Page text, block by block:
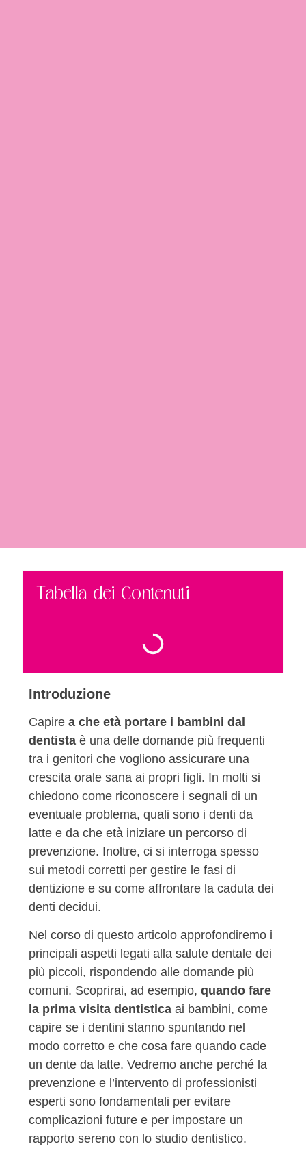
Tabella dei Contenuti
Introduzione
Capire a che età portare i bambini dal
dentista è una delle domande più frequenti
tra i genitori che vogliono assicurare una
crescita orale sana ai propri figli. In molti si
chiedono come riconoscere i segnali di un
eventuale problema, quali sono i denti da
latte e da che età iniziare un percorso di
prevenzione. Inoltre, ci si interroga spesso
sui metodi corretti per gestire le fasi di
dentizione e su come affrontare la caduta dei
denti decidui.
Nel corso di questo articolo approfondiremo i
principali aspetti legati alla salute dentale dei
più piccoli, rispondendo alle domande più
comuni. Scoprirai, ad esempio, quando fare
la prima visita dentistica ai bambini, come
capire se i dentini stanno spuntando nel
modo corretto e che cosa fare quando cade
un dente da latte. Vedremo anche perché la
prevenzione e l’intervento di professionisti
esperti sono fondamentali per evitare
complicazioni future e per impostare un
rapporto sereno con lo studio dentistico.